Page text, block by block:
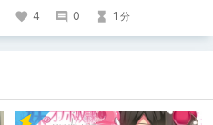
4
0 1 分